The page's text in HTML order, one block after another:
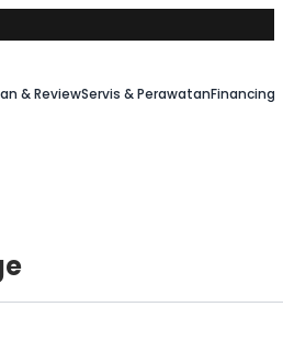
& ReviewServis & Perawatan